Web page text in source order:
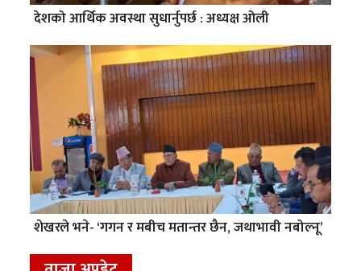
देशको आर्थिक अवस्था सुधार्नुपर्छ : अध्यक्ष ओली
शेखरले भने- ‘गगन र मबीच मतान्तर छैन, जथाभावी नबोल्नू’